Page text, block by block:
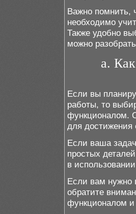
Важно помнить,
необходимо
Также удобно
можно
a.
Если вы
работы, то
функционалом.
для достижения
Если ваша
простых
в
Если вам нужно
обратите
функционалом и